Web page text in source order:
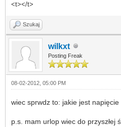
<t></t>
Szukaj
wilkxt
Posting Freak
08-02-2012, 05:00 PM
wiec sprwdz to: jakie jest
p.s. mam urlop wiec do przyszłej